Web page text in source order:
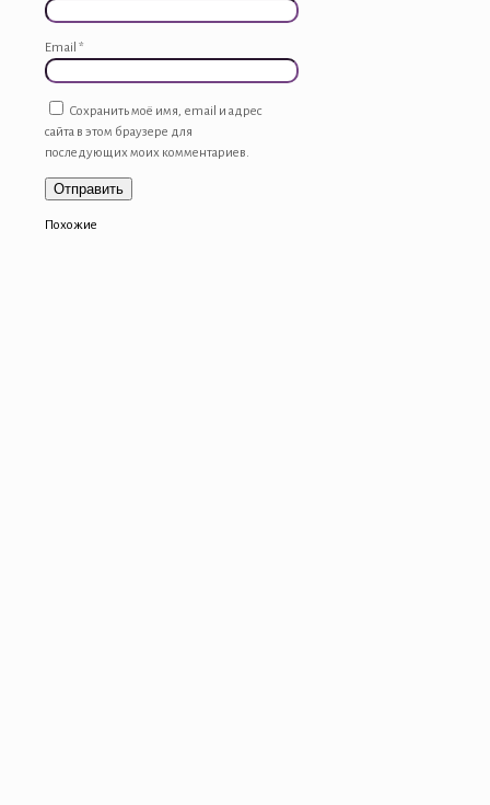
Email *
Сохранить моё имя, email и адрес
сайта в этом браузере для
последующих моих комментариев.
Похожие